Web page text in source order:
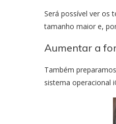
Será possível ver os
tamanho maior e,
Aumentar a
Também
sistema operacional